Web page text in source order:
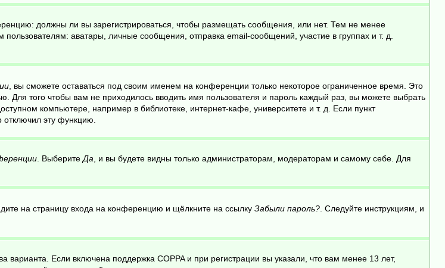
должны ли вы зарегистрироваться, чтобы размещать сообщения, или нет. Тем не менее
аватары, личные сообщения, отправка email-сообщений, участие в группах и т. д.
, вы сможете оставаться под своим именем на конференции только некоторое ограниченное время. Это
Для того чтобы вам не приходилось вводить имя пользователя и пароль каждый раз, вы можете выбрать
компьютере, например в библиотеке, интернет-кафе, университете и т. д. Если пункт
отключил эту функцию.
. Выберите Да , и вы будете видны только администраторам, модераторам и самому себе. Для
на страницу входа на конференцию и щёлкните на ссылку Забыли пароль? . Следуйте инструкциям, и
Если включена поддержка COPPA и при регистрации вы указали, что вам менее 13 лет,